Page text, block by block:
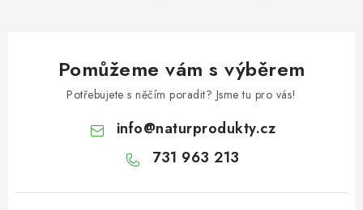
OŘECHY NATURAL / KEŠU OŘECHY / KEŠU OŘECHY
CELÉ NATURAL
OŘECHY NATURAL / PODZEMNICE (ARAŠÍDY) /
PODZEMNICE OLEJNÁ BLANŠÍROVANÁ
Pomůžeme vám s výběrem
Potřebujete s něčím poradit? Jsme tu pro vás!
info@naturprodukty.cz
731 963 213